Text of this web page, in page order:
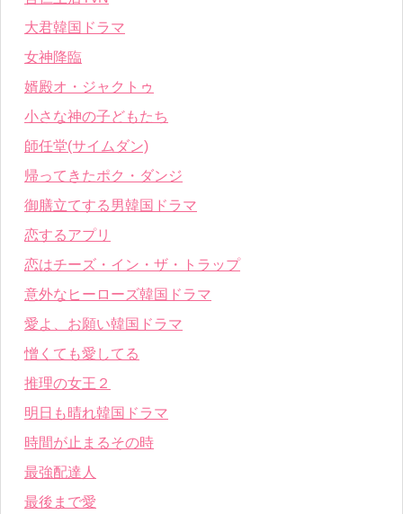
大君韓国ドラマ
女神降臨
婿殿オ・ジャクトゥ
小さな神の子どもたち
師任堂(サイムダン)
帰ってきたポク・ダンジ
御膳立てする男韓国ドラマ
恋するアプリ
恋はチーズ・イン・ザ・トラップ
意外なヒーローズ韓国ドラマ
愛よ、お願い韓国ドラマ
憎くても愛してる
推理の女王２
明日も晴れ韓国ドラマ
時間が止まるその時
最強配達人
最後まで愛